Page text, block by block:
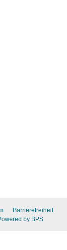
Barrierefreiheit
by BPS